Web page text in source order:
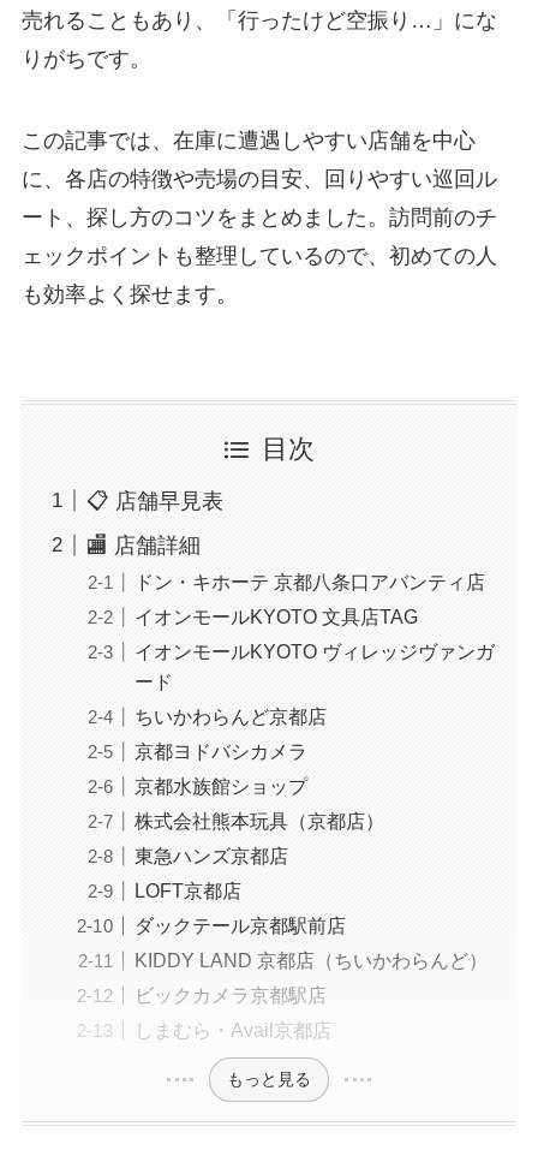
売れることもあり、「行ったけど空振り…」にな
りがちです。
この記事では、在庫に遭遇しやすい店舗を中心
に、各店の特徴や売場の目安、回りやすい巡回ル
ート、探し方のコツをまとめました。訪問前のチ
ェックポイントも整理しているので、初めての人
も効率よく探せます。
目次
📋 店舗早見表
🏬 店舗詳細
ドン・キホーテ 京都八条口アバンティ店
イオンモールKYOTO 文具店TAG
イオンモールKYOTO ヴィレッジヴァンガ
ード
ちいかわらんど京都店
京都ヨドバシカメラ
京都水族館ショップ
株式会社熊本玩具（京都店）
東急ハンズ京都店
LOFT京都店
ダックテール京都駅前店
KIDDY LAND 京都店（ちいかわらんど）
ビックカメラ京都駅店
しまむら・Avail京都店
もっと見る